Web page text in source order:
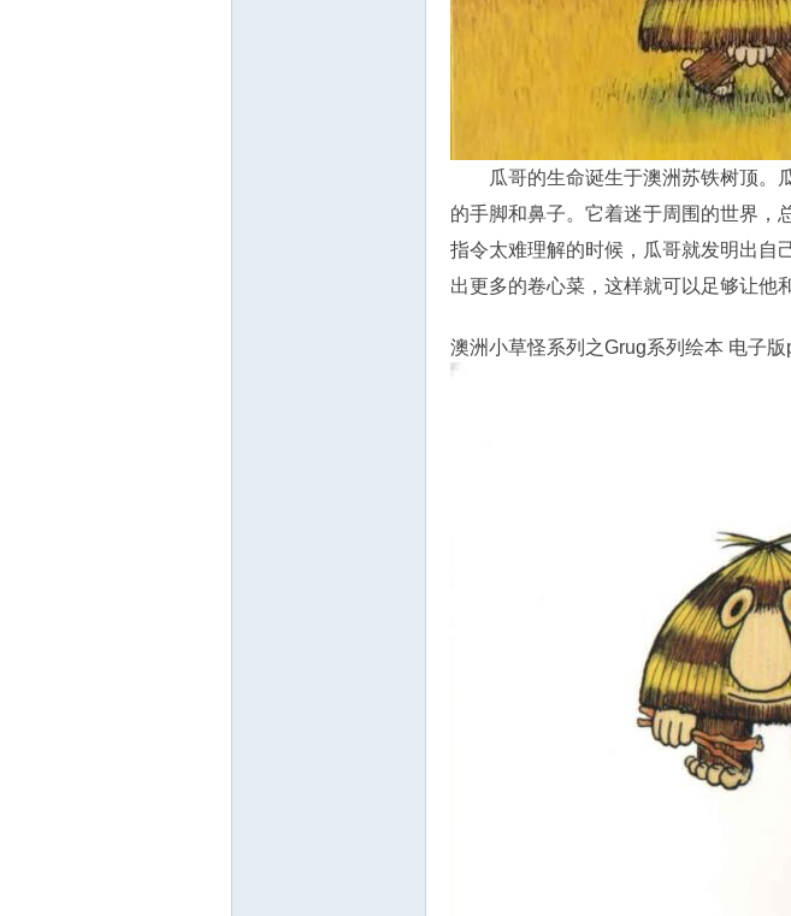
瓜哥的生命诞生于澳洲苏铁树顶。
的手脚和鼻子。它着迷于周围的世界，
指令太难理解的时候，瓜哥就发明出自
出更多的卷心菜，这样就可以足够让他
澳洲小草怪系列之Grug系列绘本 电子版